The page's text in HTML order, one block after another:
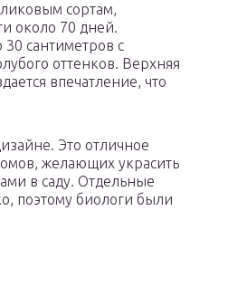
сортам,
около 70 дней.
сантиметров с
оттенков. Верхняя
впечатление, что
Это отличное
желающих украсить
в саду. Отдельные
поэтому биологи были